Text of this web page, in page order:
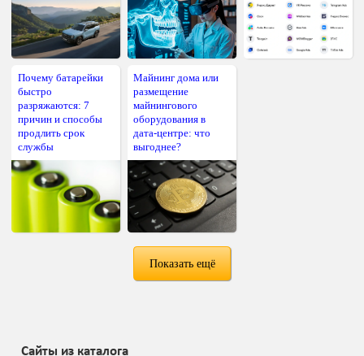
Почему батарейки
быстро
разряжаются: 7
причин и способы
продлить срок
службы
Майнинг дома или
размещение
майнингового
оборудования в
дата-центре: что
выгоднее?
Показать ещё
Сайты из каталога